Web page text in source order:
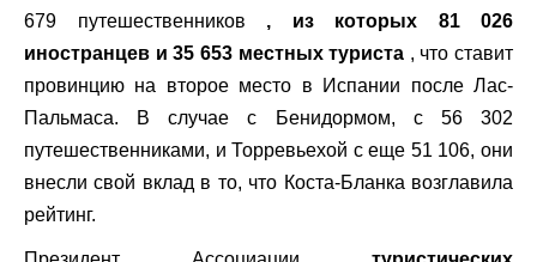
679 путешественников , из которых 81 026
иностранцев и 35 653 местных туриста , что ставит
провинцию на второе место в Испании после Лас-
Пальмаса. В случае с Бенидормом, с 56 302
путешественниками, и Торревьехой с еще 51 106, они
внесли свой вклад в то, что Коста-Бланка возглавила
рейтинг.